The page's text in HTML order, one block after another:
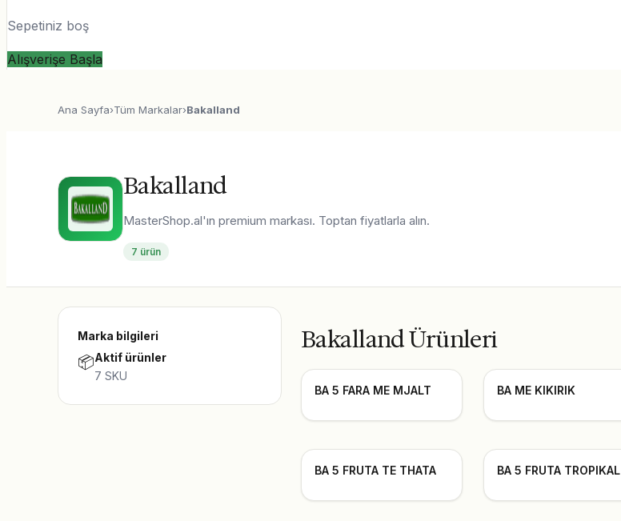
Sepetiniz boş
Alışverişe Başla
Ana Sayfa›Tüm Markalar›Bakalland
Bakalland
MasterShop.al'ın premium markası. Toptan fiyatlarla alın.
7 ürün
Marka bilgileri
📦Aktif ürünler
7 SKU
Bakalland Ürünleri
BA 5 FARA ME MJALT BA ME KIKIRIK
BA 5 FRUTA TE THATA BA 5 FRUTA TROPIKAL